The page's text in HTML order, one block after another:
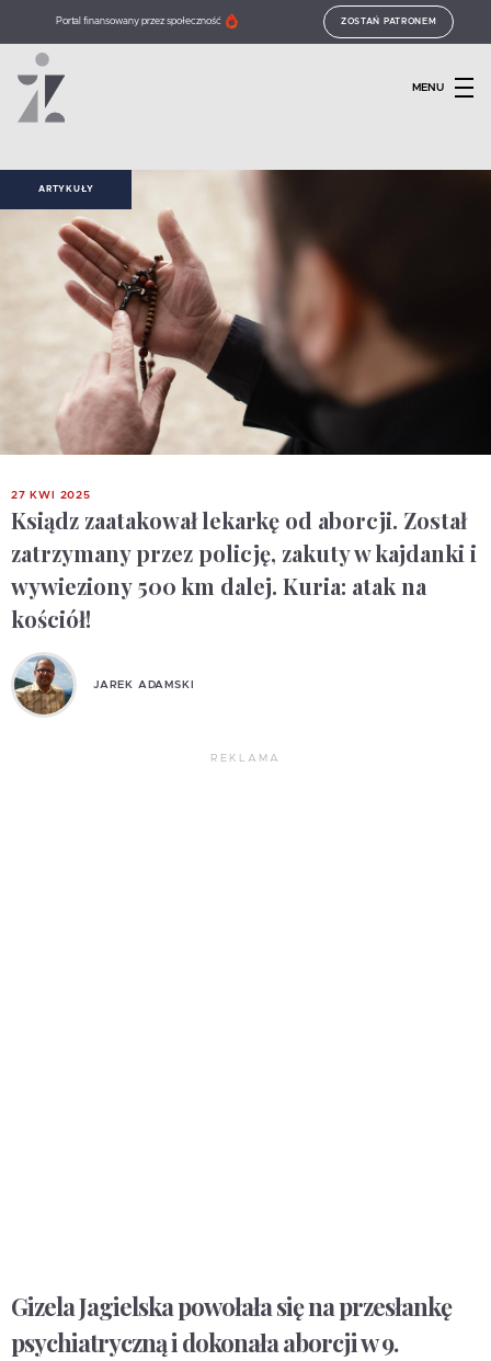
Portal finansowany przez społeczność ZOSTAŃ PATRONEM
MENU
ARTYKUŁY
27 KWI 2025
Ksiądz zaatakował lekarkę od aborcji. Został
zatrzymany przez policję, zakuty w kajdanki i
wywieziony 500 km dalej. Kuria: atak na
kościół!
JAREK ADAMSKI
REKLAMA
Gizela Jagielska powołała się na przesłankę
psychiatryczną i dokonała aborcji w 9.